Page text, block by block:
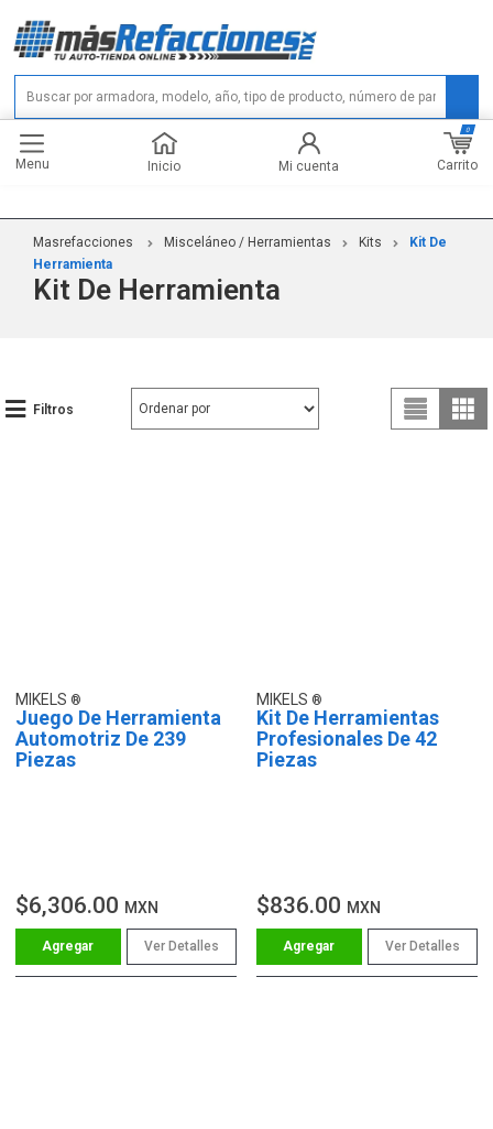
Menu Inicio Mi cuenta Carrito
0
Masrefacciones Misceláneo / Herramientas Kits
Kit De
Herramienta
Kit De Herramienta
Filtros
MIKELS
Juego De Herramienta
Automotriz De 239
Piezas
$6,306.00 MXN
Ver Detalles
MIKELS
Kit De Herramientas
Profesionales De 42
Piezas
$836.00 MXN
Ver Detalles